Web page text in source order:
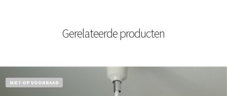
Gerelateerde producten
NIET OP VOORRAAD